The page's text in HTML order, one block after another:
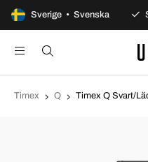
Sverige • Svenska
100 dagars öppet köp
Timex Q Timex Q Svart/